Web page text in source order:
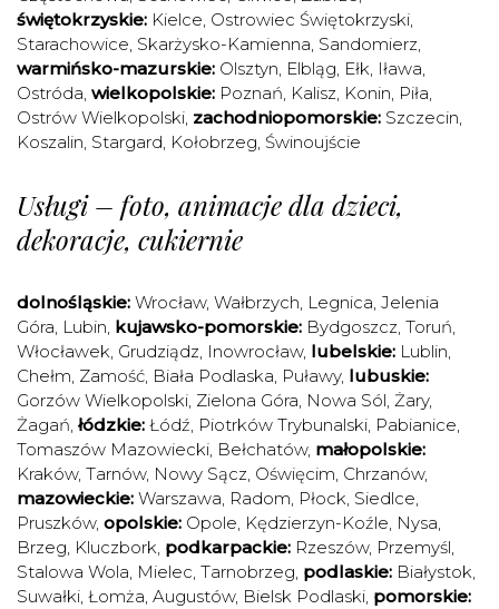
świętokrzyskie: Kielce, Ostrowiec Świętokrzyski,
Starachowice, Skarżysko-Kamienna, Sandomierz,
warmińsko-mazurskie: Olsztyn, Elbląg, Ełk, Iława,
Ostróda, wielkopolskie: Poznań, Kalisz, Konin, Piła,
Ostrów Wielkopolski, zachodniopomorskie: Szczecin,
Koszalin, Stargard, Kołobrzeg, Świnoujście
Usługi – foto, animacje dla dzieci,
dekoracje, cukiernie
dolnośląskie: Wrocław, Wałbrzych, Legnica, Jelenia
Góra, Lubin, kujawsko-pomorskie: Bydgoszcz, Toruń,
Włocławek, Grudziądz, Inowrocław, lubelskie: Lublin,
Chełm, Zamość, Biała Podlaska, Puławy, lubuskie:
Gorzów Wielkopolski, Zielona Góra, Nowa Sól, Żary,
Żagań, łódzkie: Łódź, Piotrków Trybunalski, Pabianice,
Tomaszów Mazowiecki, Bełchatów, małopolskie:
Kraków, Tarnów, Nowy Sącz, Oświęcim, Chrzanów,
mazowieckie: Warszawa, Radom, Płock, Siedlce,
Pruszków, opolskie: Opole, Kędzierzyn-Koźle, Nysa,
Brzeg, Kluczbork, podkarpackie: Rzeszów, Przemyśl,
Stalowa Wola, Mielec, Tarnobrzeg, podlaskie: Białystok,
Suwałki, Łomża, Augustów, Bielsk Podlaski, pomorskie: